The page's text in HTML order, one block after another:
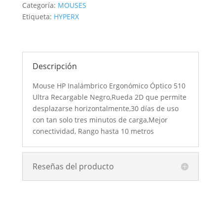
Categoría: MOUSES
Etiqueta: HYPERX
Descripción
Mouse HP Inalámbrico Ergonómico Óptico 510
Ultra Recargable Negro,Rueda 2D que permite
desplazarse horizontalmente,30 días de uso
con tan solo tres minutos de carga,Mejor
conectividad, Rango hasta 10 metros
Reseñas del producto